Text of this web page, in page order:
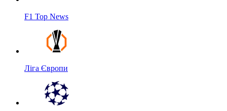
F1 Top News
Ліга Європи